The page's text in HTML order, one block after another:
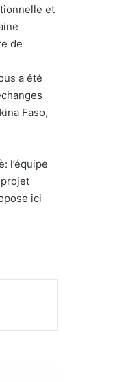
et
de
a été
Faso,
l’équipe
projet
ici